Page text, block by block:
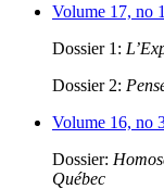
Volume 17, no
Dossier 1:
Dossier 2:
Volume 16, no
Dossier:
Québec